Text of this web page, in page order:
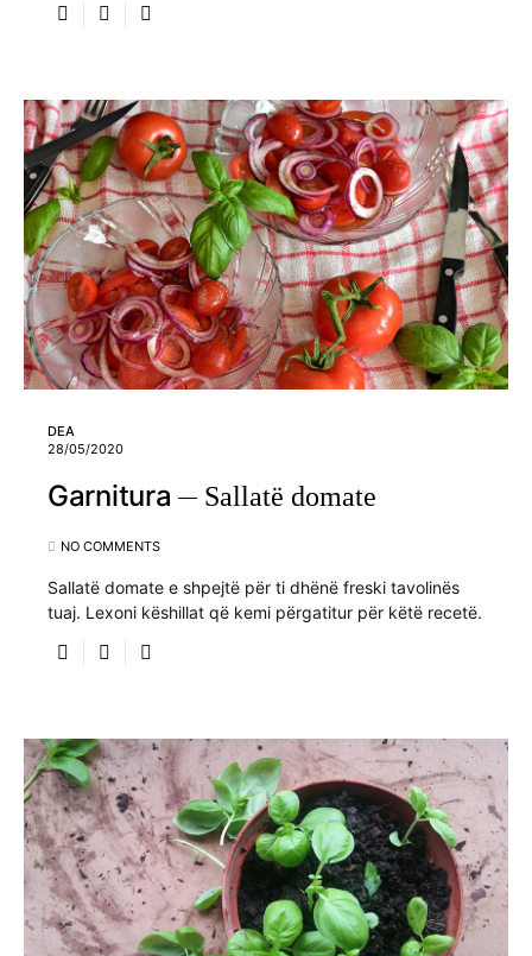
DEA
28/05/2020
Garnitura Sallatë domate
NO COMMENTS
Sallatë domate e shpejtë për ti dhënë freski tavolinës
tuaj. Lexoni këshillat që kemi përgatitur për këtë recetë.